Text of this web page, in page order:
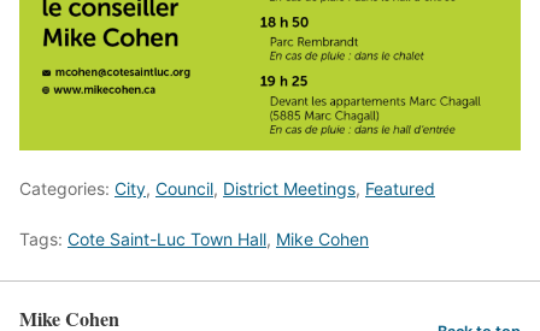
Categories: City, Council, District Meetings, Featured
Tags: Cote Saint-Luc Town Hall, Mike Cohen
Mike Cohen